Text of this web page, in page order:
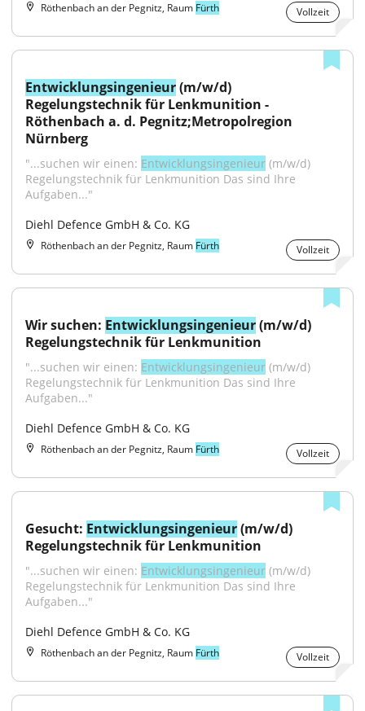
Röthenbach an der Pegnitz, Raum Fürth Vollzeit
Entwicklungsingenieur (m/w/d)
Regelungstechnik für Lenkmunition -
Röthenbach a. d. Pegnitz;Metropolregion
Nürnberg
"...suchen wir einen: Entwicklungsingenieur (m/w/d)
Regelungstechnik für Lenkmunition Das sind Ihre
Aufgaben..."
Diehl Defence GmbH & Co. KG
Röthenbach an der Pegnitz, Raum Fürth Vollzeit
Wir suchen: Entwicklungsingenieur (m/w/d)
Regelungstechnik für Lenkmunition
"...suchen wir einen: Entwicklungsingenieur (m/w/d)
Regelungstechnik für Lenkmunition Das sind Ihre
Aufgaben..."
Diehl Defence GmbH & Co. KG
Röthenbach an der Pegnitz, Raum Fürth Vollzeit
Gesucht: Entwicklungsingenieur (m/w/d)
Regelungstechnik für Lenkmunition
"...suchen wir einen: Entwicklungsingenieur (m/w/d)
Regelungstechnik für Lenkmunition Das sind Ihre
Aufgaben..."
Diehl Defence GmbH & Co. KG
Röthenbach an der Pegnitz, Raum Fürth Vollzeit